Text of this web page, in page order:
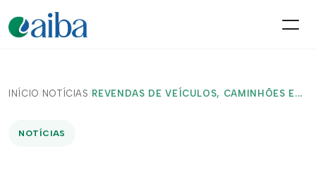
INÍCIO/ NOTÍCIAS / REVENDAS DE VEÍCULOS, CAMINHÕES E...
NOTÍCIAS